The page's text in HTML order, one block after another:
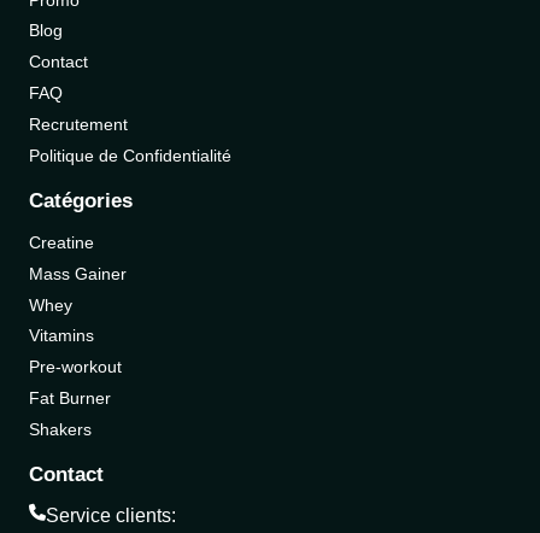
Blog
Contact
FAQ
Recrutement
Politique de Confidentialité
Catégories
Creatine
Mass Gainer
Whey
Vitamins
Pre-workout
Fat Burner
Shakers
Contact
Service clients: